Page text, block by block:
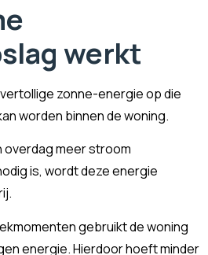
werkt
zonne-energie op die
worden binnen de woning.
overdag meer stroom
is, wordt deze energie
gebruikt de woning
energie. Hierdoor hoeft minder